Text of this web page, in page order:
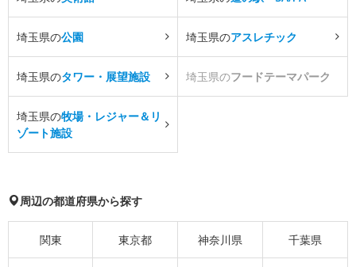
埼玉県の公園 埼玉県のアスレチック
埼玉県のタワー・展望施設 埼玉県のフードテーマパーク
埼玉県の牧場・レジャー＆リ
ゾート施設
周辺の都道府県から探す
関東 東京都 神奈川県 千葉県